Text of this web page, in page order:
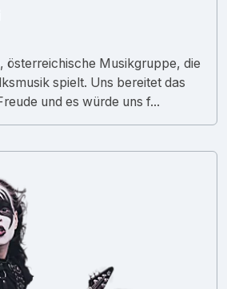
österreichische Musikgruppe, die
spielt. Uns bereitet das
und es würde uns f...